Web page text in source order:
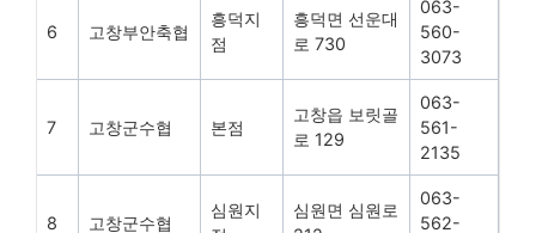
6 고창부안축협
흥덕지
점
흥덕면 선운대
로 730
063-
560-
3073
7 고창군수협 본점
고창읍 보릿골
로 129
063-
561-
2135
8 고창군수협
심원지
심원면 심원로
063-
562-